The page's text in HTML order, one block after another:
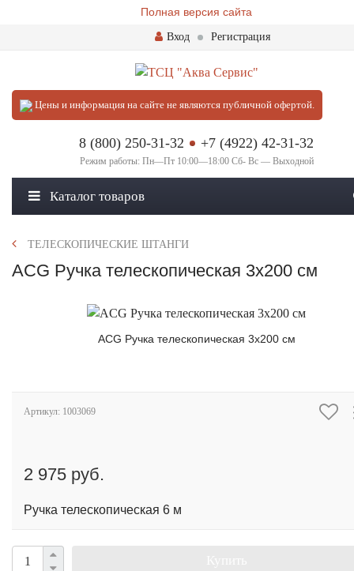
Полная версия сайта
Вход Регистрация
Цены и информация на сайте не являются публичной офертой.
8 (800) 250-31-32 +7 (4922) 42-31-32
Режим работы: Пн—Пт 10:00—18:00 Сб- Вс — Выходной
Каталог товаров
ТЕЛЕСКОПИЧЕСКИЕ ШТАНГИ
ACG Ручка телескопическая 3х200 см
ACG Ручка телескопическая 3х200 см
Артикул: 1003069
2 975 руб.
Ручка телескопическая 6 м